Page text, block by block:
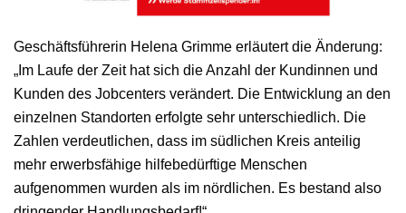
Geschäftsführerin Helena Grimme erläutert die Änderung:
„Im Laufe der Zeit hat sich die Anzahl der Kundinnen und
Kunden des Jobcenters verändert. Die Entwicklung an den
einzelnen Standorten erfolgte sehr unterschiedlich. Die
Zahlen verdeutlichen, dass im südlichen Kreis anteilig
mehr erwerbsfähige hilfebedürftige Menschen
aufgenommen wurden als im nördlichen. Es bestand also